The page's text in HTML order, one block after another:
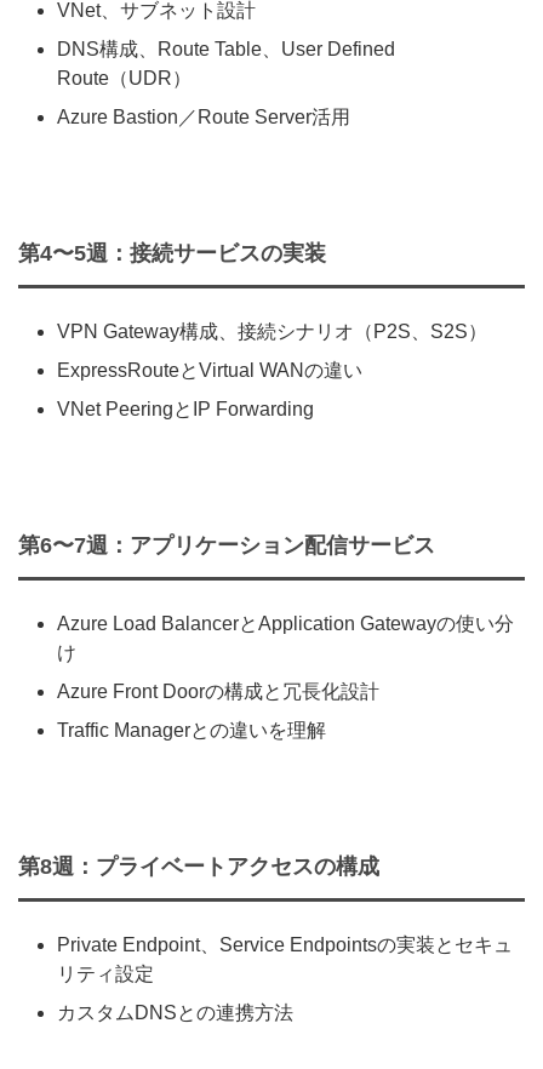
VNet、サブネット設計
DNS構成、Route Table、User Defined
Route（UDR）
Azure Bastion／Route Server活用
第4〜5週：接続サービスの実装
VPN Gateway構成、接続シナリオ（P2S、S2S）
ExpressRouteとVirtual WANの違い
VNet PeeringとIP Forwarding
第6〜7週：アプリケーション配信サービス
Azure Load BalancerとApplication Gatewayの使い分
け
Azure Front Doorの構成と冗長化設計
Traffic Managerとの違いを理解
第8週：プライベートアクセスの構成
Private Endpoint、Service Endpointsの実装とセキュ
リティ設定
カスタムDNSとの連携方法